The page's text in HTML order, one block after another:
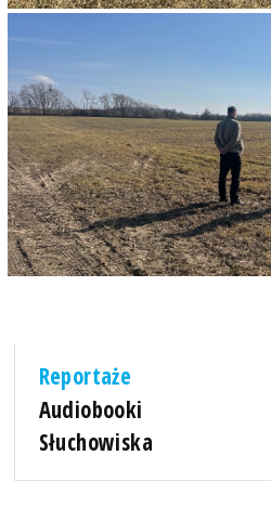
Reportaże
Audiobooki
Słuchowiska